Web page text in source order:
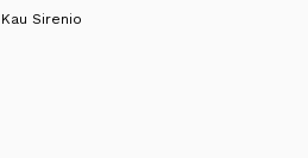
Kau Sirenio